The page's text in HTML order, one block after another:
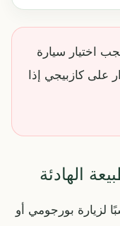
اختيار سيارة
على كازبيجي إذا
الهادئة
لزيارة بورجومي أو